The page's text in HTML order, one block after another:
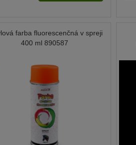
farba fluorescenčná v spreji
400 ml 890587